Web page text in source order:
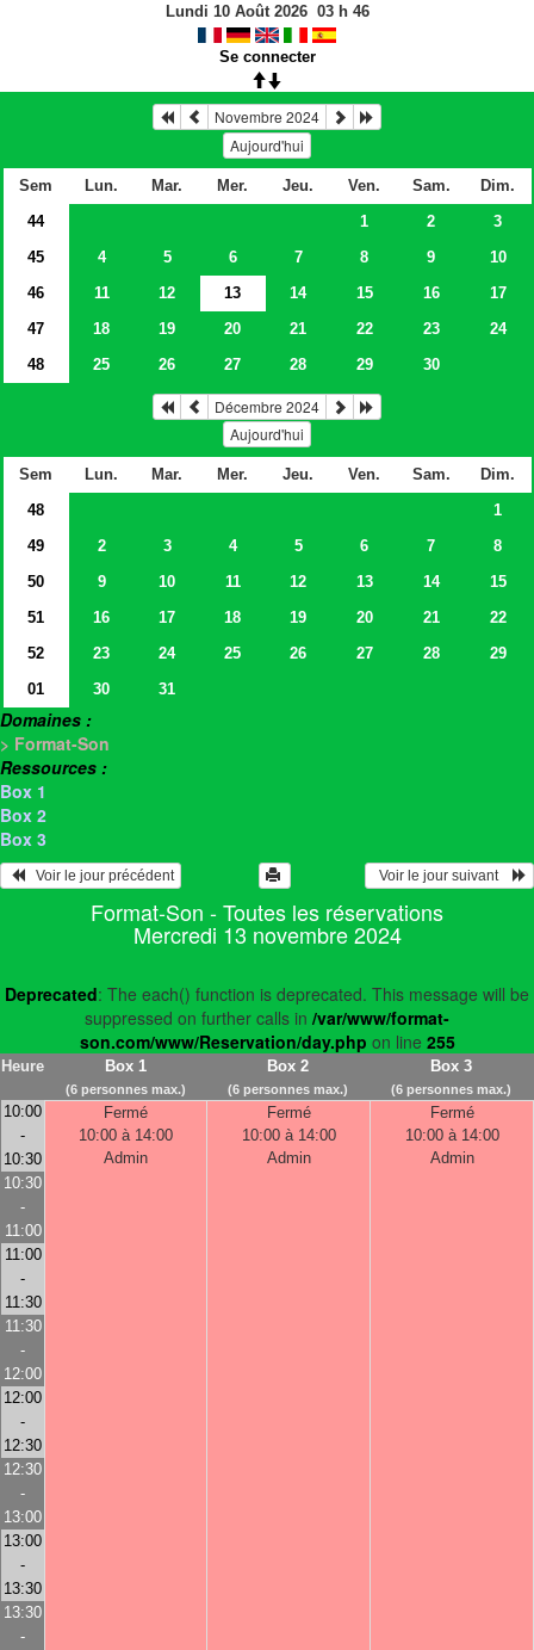
Lundi 10 Août 2026 03h 46
Se connecter
Novembre 2024
Aujourd'hui
Sem Lun. Mar. Mer. Jeu. Ven. Sam.
Dim.
44
1 2
3
45
4 5 6 7 8 9
10
46
11 12 13 14 15 16
17
47
18 19 20 21 22 23
24
48
25 26 27 28 29 30
Décembre 2024
Aujourd'hui
Sem Lun. Mar. Mer. Jeu. Ven. Sam.
Dim.
48
1
49
2 3 4 5 6 7
8
50
9 10 11 12 13 14
15
51
16 17 18 19 20 21
22
52
23 24 25 26 27 28
29
01
30 31
Domaines :
> Format-Son
Ressources :
Box 1
Box 2
Box 3
   Voir le jour précédent
  Voir le jour suivant
Format-Son - Toutes les réservations
Mercredi 13 novembre 2024
Deprecated: The each() function is deprecated. This message will be
suppressed on further calls in /var/www/format-
son.com/www/Reservation/day.php on line 255
Heure Box 1
(6 personnes max.)
Box 2
(6 personnes max.)
Box 3
(6 personnes max.)
10:00
-
10:30
Fermé
10:00 à 14:00
Admin
Fermé
10:00 à 14:00
Admin
Fermé
10:00 à 14:00
Admin
10:30
-
11:00
11:00
-
11:30
11:30
-
12:00
12:00
-
12:30
12:30
-
13:00
13:00
-
13:30
13:30
-